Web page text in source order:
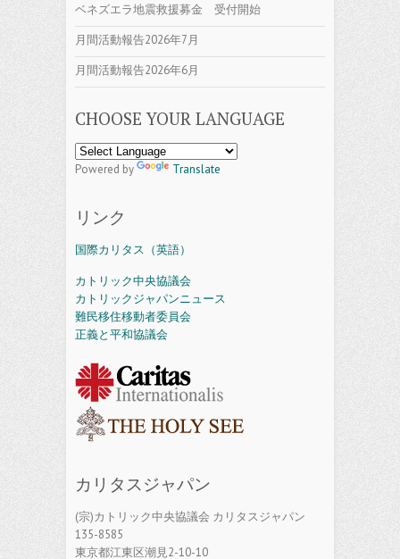
ベネズエラ地震救援募金 受付開始
月間活動報告2026年7月
月間活動報告2026年6月
CHOOSE YOUR LANGUAGE
Powered by Translate
リンク
国際カリタス（英語）
カトリック中央協議会
カトリックジャパンニュース
難民移住移動者委員会
正義と平和協議会
カリタスジャパン
(宗)カトリック中央協議会 カリタスジャパン
135-8585
東京都江東区潮見2-10-10